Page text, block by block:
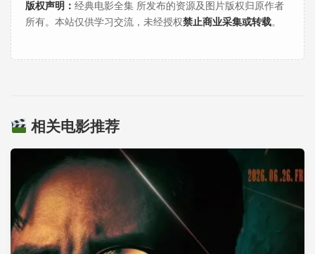
版权声明： 经典电影全集 所发布的资源及图片版权归原作者
所有。本站仅供学习交流，未经授权禁止商业采集或转载。
相关电影推荐